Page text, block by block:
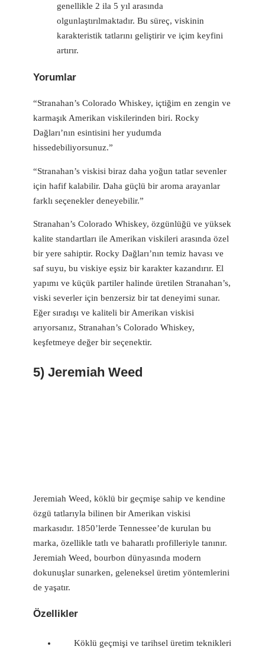
genellikle 2 ila 5 yıl arasında
olgunlaştırılmaktadır. Bu süreç, viskinin
karakteristik tatlarını geliştirir ve içim keyfini
artırır.
Yorumlar
“Stranahan’s Colorado Whiskey, içtiğim en zengin ve
karmaşık Amerikan viskilerinden biri. Rocky
Dağları’nın esintisini her yudumda
hissedebiliyorsunuz.”
“Stranahan’s viskisi biraz daha yoğun tatlar sevenler
için hafif kalabilir. Daha güçlü bir aroma arayanlar
farklı seçenekler deneyebilir.”
Stranahan’s Colorado Whiskey, özgünlüğü ve yüksek
kalite standartları ile Amerikan viskileri arasında özel
bir yere sahiptir. Rocky Dağları’nın temiz havası ve
saf suyu, bu viskiye eşsiz bir karakter kazandırır. El
yapımı ve küçük partiler halinde üretilen Stranahan’s,
viski severler için benzersiz bir tat deneyimi sunar.
Eğer sıradışı ve kaliteli bir Amerikan viskisi
arıyorsanız, Stranahan’s Colorado Whiskey,
keşfetmeye değer bir seçenektir.
5) Jeremiah Weed
Jeremiah Weed, köklü bir geçmişe sahip ve kendine
özgü tatlarıyla bilinen bir Amerikan viskisi
markasıdır. 1850’lerde Tennessee’de kurulan bu
marka, özellikle tatlı ve baharatlı profilleriyle tanınır.
Jeremiah Weed, bourbon dünyasında modern
dokunuşlar sunarken, geleneksel üretim yöntemlerini
de yaşatır.
Özellikler
Köklü geçmişi ve tarihsel üretim teknikleri